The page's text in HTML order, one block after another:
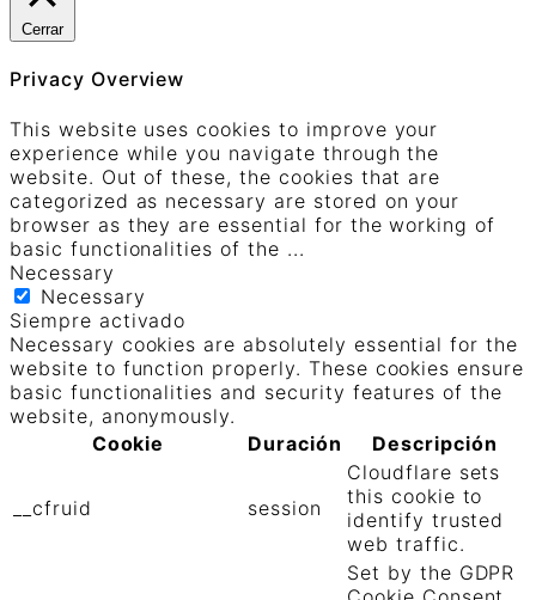
Cerrar
Privacy Overview
This website uses cookies to improve your
experience while you navigate through the
website. Out of these, the cookies that are
categorized as necessary are stored on your
browser as they are essential for the working of
basic functionalities of the ...
Necessary
Necessary
Siempre activado
Necessary cookies are absolutely essential for the
website to function properly. These cookies ensure
basic functionalities and security features of the
website, anonymously.
Cookie
Duración Descripción
__cfruid session
Cloudflare sets
this cookie to
identify trusted
web traffic.
Set by the GDPR